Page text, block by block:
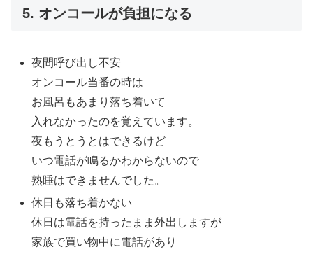
5. オンコールが負担になる
夜間呼び出し不安
オンコール当番の時は
お風呂もあまり落ち着いて
入れなかったのを覚えています。
夜もうとうとはできるけど
いつ電話が鳴るかわからないので
熟睡はできませんでした。
休日も落ち着かない
休日は電話を持ったまま外出しますが
家族で買い物中に電話があり